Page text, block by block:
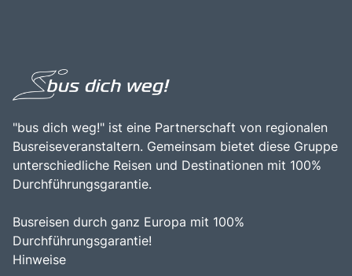
"bus dich weg!" ist eine Partnerschaft von regionalen
Busreiseveranstaltern. Gemeinsam bietet diese Gruppe
unterschiedliche Reisen und Destinationen mit 100%
Durchführungsgarantie.
Busreisen durch ganz Europa mit 100%
Durchführungsgarantie!
Hinweise